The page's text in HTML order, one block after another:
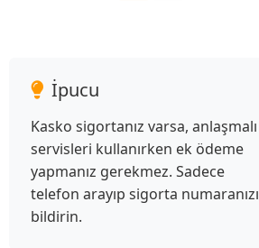
İpucu
Kasko sigortanız varsa, anlaşmalı
servisleri kullanırken ek ödeme
yapmanız gerekmez. Sadece
telefon arayıp sigorta numaranızı
bildirin.